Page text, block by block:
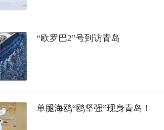
“欧罗巴2”号到访青岛
单腿海鸥“鸥坚强”现身青岛！